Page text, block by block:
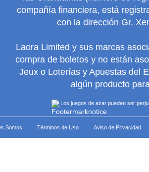
compañía financiera, está
con la dirección Gr.
Laora Limited y sus marcas
compra de boletos y no están
Jeux o Loterías y Apuestas del
algún producto
Los juegos de azar pueden ser
Somos Términos de Uso Aviso de Privacidad